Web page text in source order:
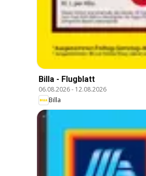
Billa - Flugblatt
06.08.2026- 12.08.2026
Billa